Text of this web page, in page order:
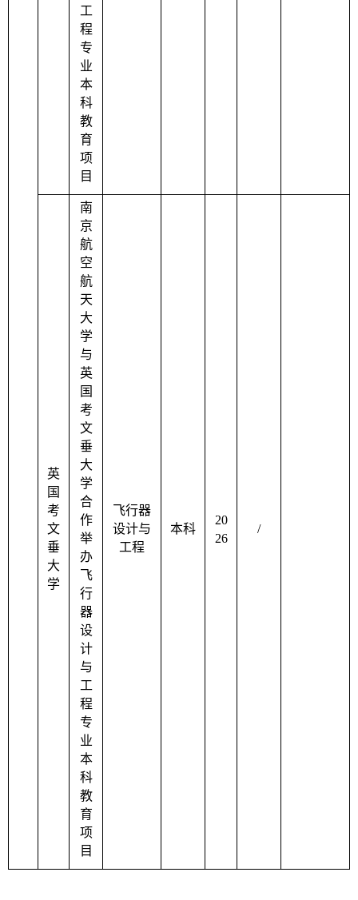
工
程
专
业
本
科
教
育
项
目
英
国
考
文
垂
大
学
南
京
航
空
航
天
大
学
与
英
国
考
文
垂
大
学
合
作
举
办
飞
行
器
设
计
与
工
程
专
业
本
科
教
育
项
目
飞行器
设计与
工程
本科
20
26
/